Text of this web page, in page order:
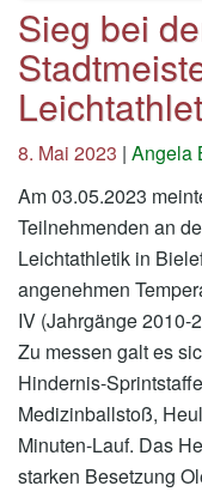
Sieg bei
8. Mai 2023 | Angela
Am 03.05.2023
Teilnehmenden an
Leichtathletik in
angenehmen
IV (Jahrgänge 2010-
Zu messen galt es
Hindernis-
Medizinballstoß,
Minuten-Lauf. Das
starken Besetzung